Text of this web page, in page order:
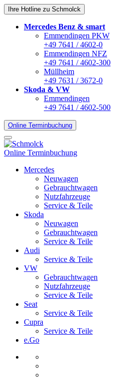
Ihre Hotline zu Schmolck
Mercedes Benz & smart
Emmendingen PKW
+49 7641 / 4602-0
Emmendingen NFZ
+49 7641 / 4602-300
Müllheim
+49 7631 / 3672-0
Skoda & VW
Emmendingen
+49 7641 / 4602-500
Online Terminbuchung
Online Terminbuchung
Mercedes
Neuwagen
Gebrauchtwagen
Nutzfahrzeuge
Service & Teile
Skoda
Neuwagen
Gebrauchtwagen
Service & Teile
Audi
Service & Teile
VW
Gebrauchtwagen
Nutzfahrzeuge
Service & Teile
Seat
Service & Teile
Cupra
Service & Teile
e.Go